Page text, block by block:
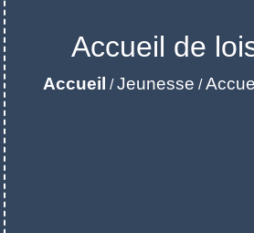
Accueil de
Accueil /Jeunesse /